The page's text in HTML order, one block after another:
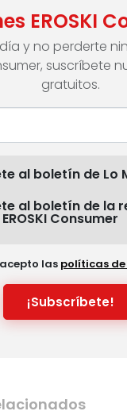
EROSKI
y no perderte
suscríbete
gratuitos.
al boletín de Lo
al boletín de la
Consumer
las políticas
¡Subscríbete!